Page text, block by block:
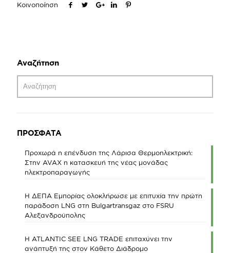
Κοινοποίηση
Αναζήτηση
ΠΡΟΣΦΑΤΑ
Προχωρά η επένδυση της Λάρισα Θερμοηλεκτρική:
Στην AVAX η κατασκευή της νέας μονάδας
ηλεκτροπαραγωγής
Η ΔΕΠΑ Εμπορίας ολοκλήρωσε με επιτυχία την πρώτη
παράδοση LNG στη Bulgartransgaz στο FSRU
Αλεξανδρούπολης
Η ATLANTIC SEE LNG TRADE επιταχύνει την
ανάπτυξή της στον Κάθετο Διάδρομο